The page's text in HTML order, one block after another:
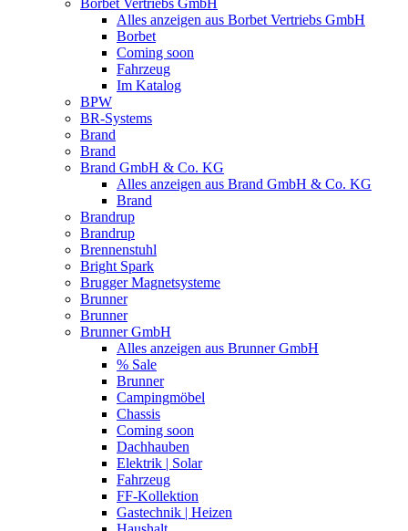
Borbet Vertriebs GmbH
Alles anzeigen aus Borbet Vertriebs GmbH
Borbet
Coming soon
Fahrzeug
Im Katalog
BPW
BR-Systems
Brand
Brand
Brand GmbH & Co. KG
Alles anzeigen aus Brand GmbH & Co. KG
Brand
Brandrup
Brandrup
Brennenstuhl
Bright Spark
Brugger Magnetsysteme
Brunner
Brunner
Brunner GmbH
Alles anzeigen aus Brunner GmbH
% Sale
Brunner
Campingmöbel
Chassis
Coming soon
Dachhauben
Elektrik | Solar
Fahrzeug
FF-Kollektion
Gastechnik | Heizen